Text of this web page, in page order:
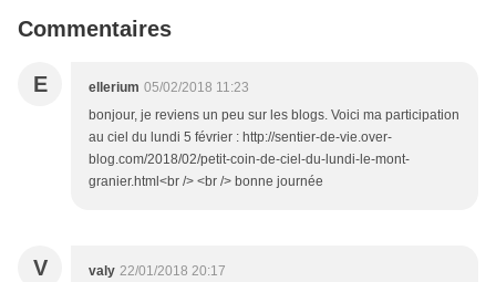
Commentaires
E ellerium 05/02/2018 11:23
bonjour, je reviens un peu sur les blogs. Voici ma participation
au ciel du lundi 5 février : http://sentier-de-vie.over-
blog.com/2018/02/petit-coin-de-ciel-du-lundi-le-mont-
granier.html<br /> <br /> bonne journée
V valy 22/01/2018 20:17